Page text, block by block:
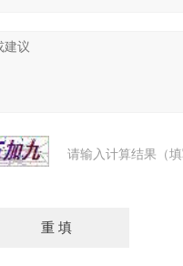
请输入计算结果（